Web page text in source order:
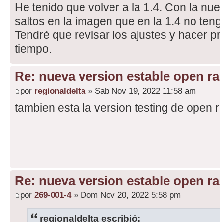
He tenido que volver a la 1.4. Con la
saltos en la imagen que en la 1.4 no
Tendré que revisar los ajustes y hacer
tiempo.
Re: nueva version estable open
por regionaldelta» Sab Nov 19, 2022 11:58 am
tambien esta la version testing de open
Re: nueva version estable open
por 269-001-4» Dom Nov 20, 2022 5:58 pm
regionaldelta escribió: